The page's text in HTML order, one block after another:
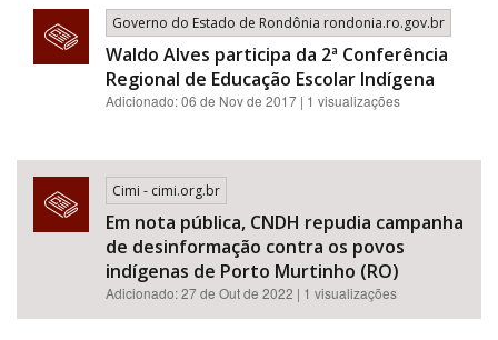
Governo do Estado de Rondônia rondonia.ro.gov.br
Waldo Alves participa da 2ª Conferência
Regional de Educação Escolar Indígena
Adicionado: 06 de Nov de 2017 | 1 visualizações
Cimi - cimi.org.br
Em nota pública, CNDH repudia campanha
de desinformação contra os povos
indígenas de Porto Murtinho (RO)
Adicionado: 27 de Out de 2022 | 1 visualizações